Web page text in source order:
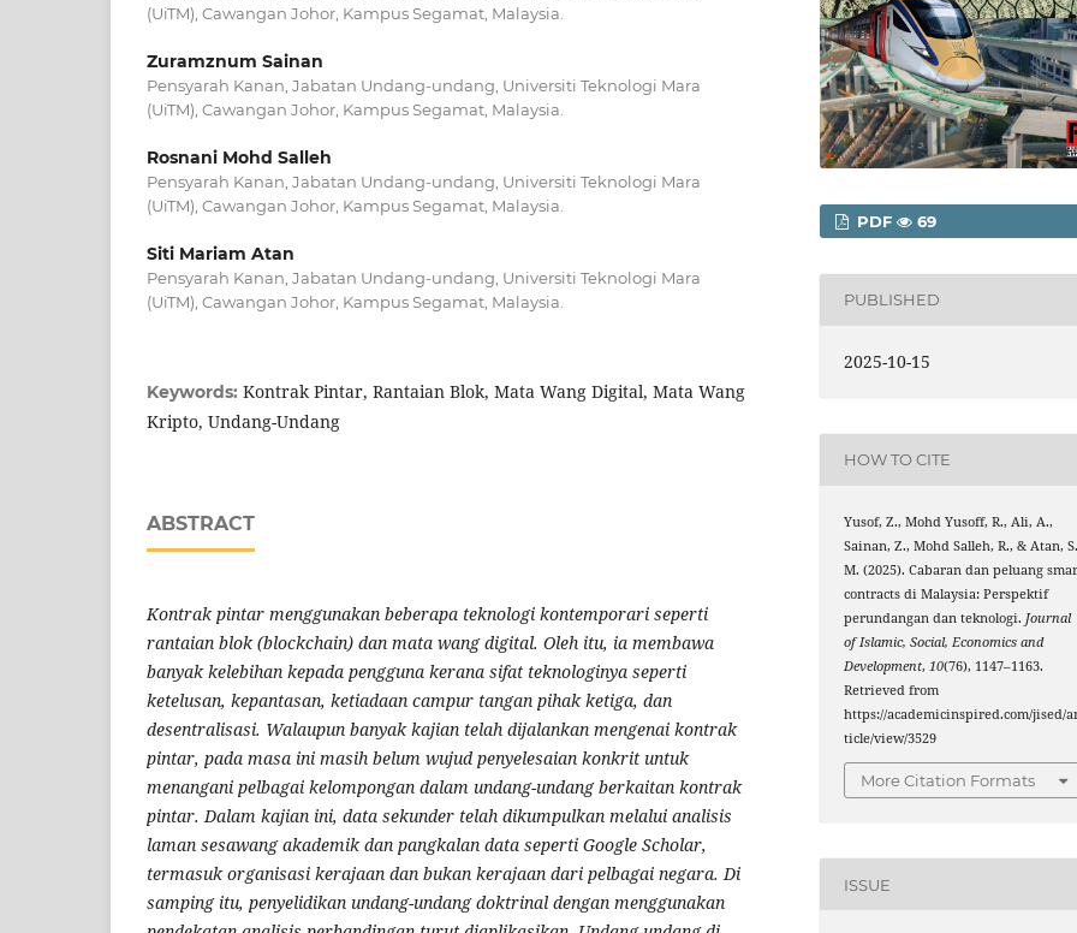
(UiTM), Cawangan Johor, Kampus Segamat, Malaysia.
Zuramznum Sainan
Pensyarah Kanan, Jabatan Undang-undang, Universiti Teknologi Mara
(UiTM), Cawangan Johor, Kampus Segamat, Malaysia.
Rosnani Mohd Salleh
Pensyarah Kanan, Jabatan Undang-undang, Universiti Teknologi Mara
(UiTM), Cawangan Johor, Kampus Segamat, Malaysia.
Siti Mariam Atan
Pensyarah Kanan, Jabatan Undang-undang, Universiti Teknologi Mara
(UiTM), Cawangan Johor, Kampus Segamat, Malaysia.
Keywords: Kontrak Pintar, Rantaian Blok, Mata Wang Digital, Mata Wang
Kripto, Undang-Undang
ABSTRACT
Kontrak pintar menggunakan beberapa teknologi kontemporari seperti
rantaian blok (blockchain) dan mata wang digital. Oleh itu, ia membawa
banyak kelebihan kepada pengguna kerana sifat teknologinya seperti
ketelusan, kepantasan, ketiadaan campur tangan pihak ketiga, dan
desentralisasi. Walaupun banyak kajian telah dijalankan mengenai kontrak
pintar, pada masa ini masih belum wujud penyelesaian konkrit untuk
menangani pelbagai kelompongan dalam undang-undang berkaitan kontrak
pintar. Dalam kajian ini, data sekunder telah dikumpulkan melalui analisis
laman sesawang akademik dan pangkalan data seperti Google Scholar,
termasuk organisasi kerajaan dan bukan kerajaan dari pelbagai negara. Di
samping itu, penyelidikan undang-undang doktrinal dengan menggunakan
PDF 69
PUBLISHED
2025-10-15
HOW TO CITE
Yusof, Z., Mohd Yusoff, R., Ali, A.,
Sainan, Z., Mohd Salleh, R., & Atan,
M. (2025). Cabaran dan peluang
contracts di Malaysia: Perspektif
perundangan dan teknologi.Journal
of Islamic, Social, Economics and
Development,10(76), 1147–1163.
Retrieved from
https://academicinspired.com/jised/
ticle/view/3529
More Citation Formats
ISSUE